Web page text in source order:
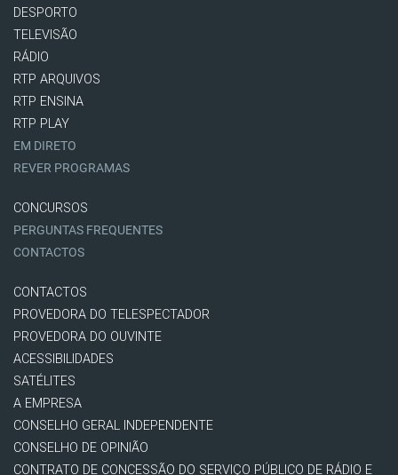
DESPORTO
TELEVISÃO
RÁDIO
RTP ARQUIVOS
RTP ENSINA
RTP PLAY
EM DIRETO
REVER PROGRAMAS
CONCURSOS
PERGUNTAS FREQUENTES
CONTACTOS
CONTACTOS
PROVEDORA DO TELESPECTADOR
PROVEDORA DO OUVINTE
ACESSIBILIDADES
SATÉLITES
A EMPRESA
CONSELHO GERAL INDEPENDENTE
CONSELHO DE OPINIÃO
CONTRATO DE CONCESSÃO DO SERVIÇO PÚBLICO DE RÁDIO E